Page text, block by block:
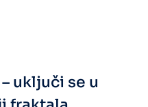
uključi se u